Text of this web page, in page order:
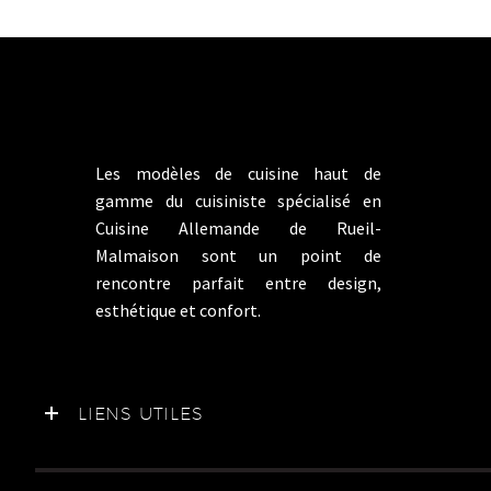
Les modèles de cuisine haut de
gamme du cuisiniste spécialisé en
Cuisine Allemande de Rueil-
Malmaison sont un point de
rencontre parfait entre design,
esthétique et confort.
LIENS UTILES